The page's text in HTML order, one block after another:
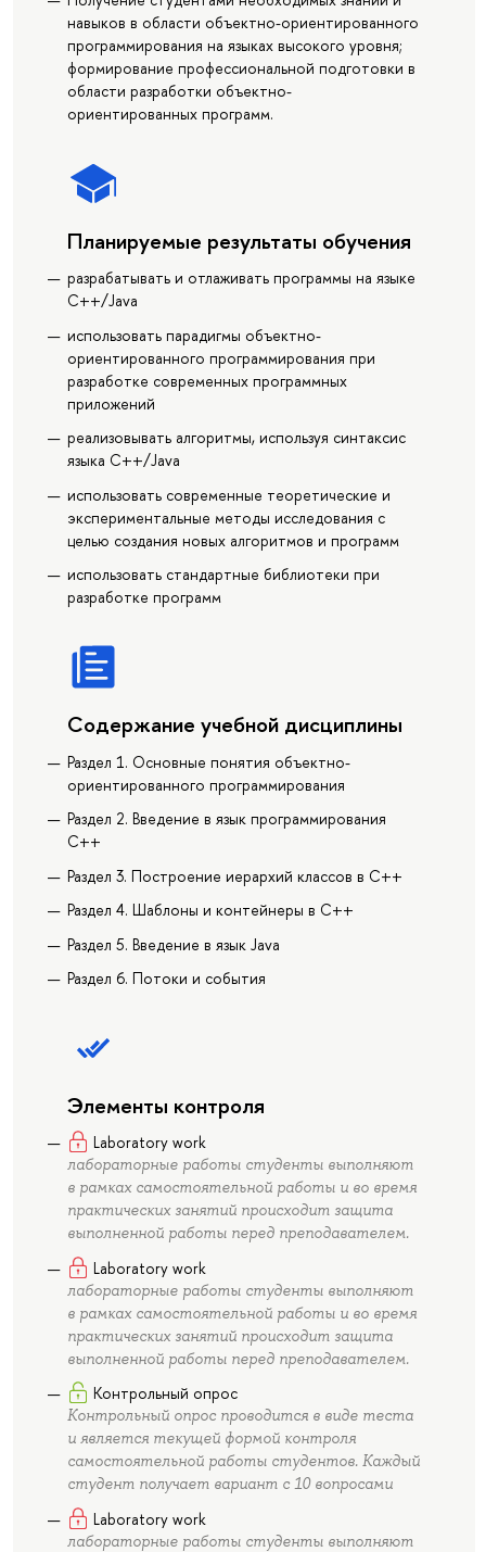
навыков в области объектно-ориентированного
программирования на языках высокого уровня;
формирование профессиональной подготовки в
области разработки объектно-
ориентированных программ.
Планируемые результаты обучения
разрабатывать и отлаживать программы на языке
C++/Java
использовать парадигмы объектно-
ориентированного программирования при
разработке современных программных
приложений
реализовывать алгоритмы, используя синтаксис
языка С++/Java
использовать современные теоретические и
экспериментальные методы исследования с
целью создания новых алгоритмов и программ
использовать стандартные библиотеки при
разработке программ
Содержание учебной дисциплины
Раздел 1. Основные понятия объектно-
ориентированного программирования
Раздел 2. Введение в язык программирования
С++
Раздел 3. Построение иерархий классов в С++
Раздел 4. Шаблоны и контейнеры в С++
Раздел 5. Введение в язык Java
Раздел 6. Потоки и события
Элементы контроля
Laboratory work
лабораторные работы студенты выполняют
в рамках самостоятельной работы и во время
практических занятий происходит защита
выполненной работы перед преподавателем.
Laboratory work
лабораторные работы студенты выполняют
в рамках самостоятельной работы и во время
практических занятий происходит защита
выполненной работы перед преподавателем.
Контрольный опрос
Контрольный опрос проводится в виде теста
и является текущей формой контроля
самостоятельной работы студентов. Каждый
студент получает вариант с 10 вопросами
Laboratory work
лабораторные работы студенты выполняют